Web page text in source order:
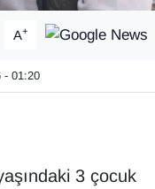
A+
- 01:20
3 çocuk